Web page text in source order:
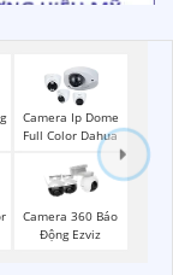
Camera Ip Dome
Full Color Dahua
Camera 360 Báo
Động Ezviz